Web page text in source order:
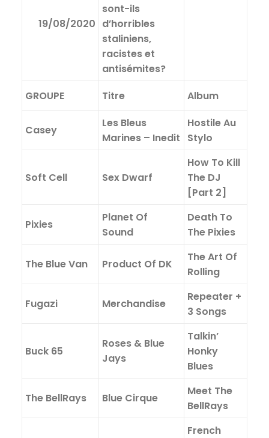
19/08/2020
sont-ils
d’horribles
staliniens,
racistes et
antisémites?
GROUPE
Titre Album
Casey
Les Bleus
Marines – Inedit
Hostile Au
Stylo
Soft Cell Sex Dwarf
How To Kill
The DJ
[Part 2]
Pixies
Planet Of
Sound
Death To
The Pixies
The Blue Van Product Of DK
The Art Of
Rolling
Fugazi Merchandise
Repeater +
3 Songs
Buck 65
Roses & Blue
Jays
Talkin’
Honky
Blues
The BellRays Blue Cirque
Meet The
BellRays
French